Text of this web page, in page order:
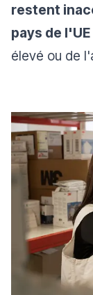
restent
pays de
élevé ou de